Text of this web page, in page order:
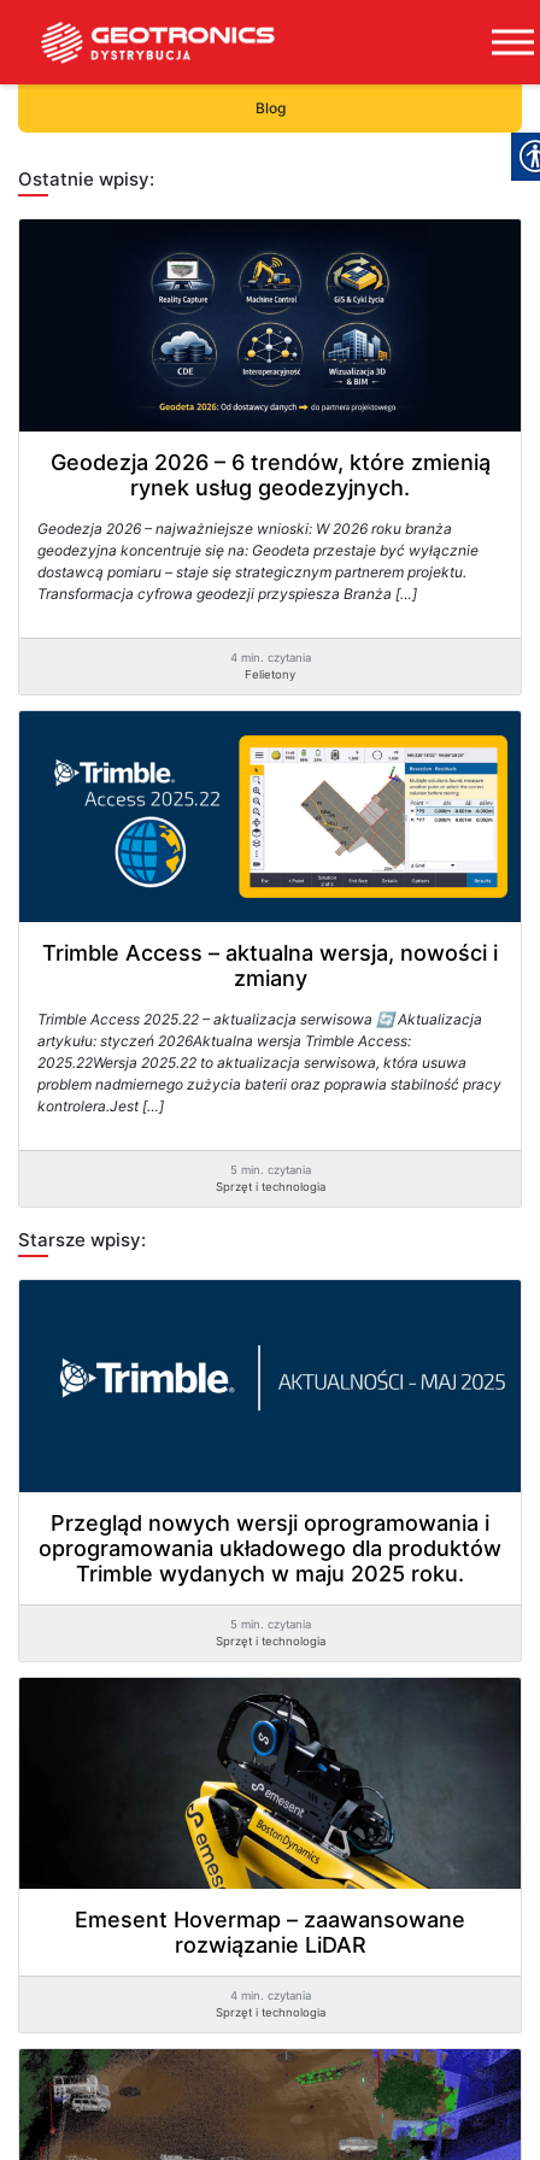
Blog
Ostatnie wpisy:
Geodezja 2026 – 6 trendów, które zmienią
rynek usług geodezyjnych.
Geodezja 2026 – najważniejsze wnioski: W 2026 roku branża
geodezyjna koncentruje się na: Geodeta przestaje być wyłącznie
dostawcą pomiaru – staje się strategicznym partnerem projektu.
Transformacja cyfrowa geodezji przyspiesza Branża […]
4 min. czytania
Felietony
Trimble Access – aktualna wersja, nowości i
zmiany
Trimble Access 2025.22 – aktualizacja serwisowa 🔄 Aktualizacja
artykułu: styczeń 2026Aktualna wersja Trimble Access:
2025.22Wersja 2025.22 to aktualizacja serwisowa, która usuwa
problem nadmiernego zużycia baterii oraz poprawia stabilność pracy
kontrolera.Jest […]
5 min. czytania
Sprzęt i technologia
Starsze wpisy:
Przegląd nowych wersji oprogramowania i
oprogramowania układowego dla produktów
Trimble wydanych w maju 2025 roku.
5 min. czytania
Sprzęt i technologia
Emesent Hovermap – zaawansowane
rozwiązanie LiDAR
4 min. czytania
Sprzęt i technologia